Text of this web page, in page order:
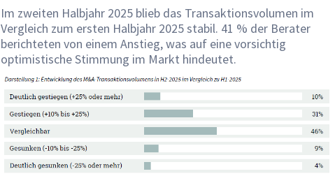
Im zweiten Halbjahr 2025 blieb das Transaktionsvolumen im
Vergleich zum ersten Halbjahr 2025 stabil. 41 % der Berater
berichteten von einem Anstieg, was auf eine vorsichtig
optimistische Stimmung im Markt hindeutet.